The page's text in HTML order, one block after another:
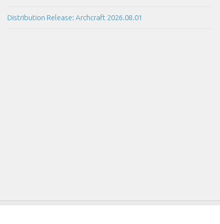
Distribution Release: Archcraft 2026.08.01